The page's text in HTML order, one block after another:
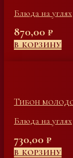
Блюда на углях
870,00 ₽
В КОРЗИНУ
Тибон
Блюда на углях
730,00 ₽
В КОРЗИНУ